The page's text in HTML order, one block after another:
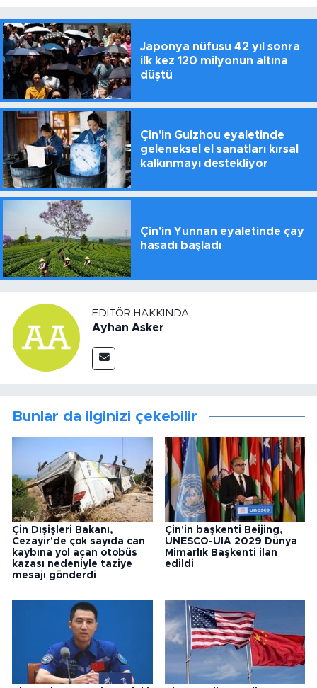
Japonya nüfusu 42 yıl sonra
ilk kez 120 milyonun altına
düştü
Çin'in Guizhou eyaletinde
geleneksel el sanatları kırsal
kalkınmayı destekliyor
Çin'in Yunnan eyaletinde çay
hasadı başladı
EDITÖR HAKKINDA
Ayhan Asker
Bunlar da ilginizi çekebilir
Çin Dışişleri Bakanı,
Cezayir'de çok sayıda can
kaybına yol açan otobüs
kazası nedeniyle taziye
mesajı gönderdi
Çin'in başkenti Beijing,
UNESCO-UIA 2029 Dünya
Mimarlık Başkenti ilan
edildi